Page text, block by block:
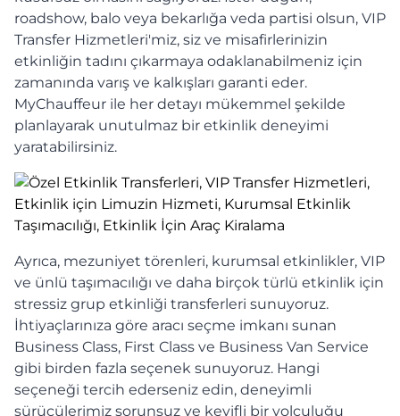
roadshow, balo veya bekarlığa veda partisi olsun, VIP
Transfer Hizmetleri'miz, siz ve misafirlerinizin
etkinliğin tadını çıkarmaya odaklanabilmeniz için
zamanında varış ve kalkışları garanti eder.
MyChauffeur ile her detayı mükemmel şekilde
planlayarak unutulmaz bir etkinlik deneyimi
yaratabilirsiniz.
Ayrıca, mezuniyet törenleri, kurumsal etkinlikler, VIP
ve ünlü taşımacılığı ve daha birçok türlü etkinlik için
stressiz grup etkinliği transferleri sunuyoruz.
İhtiyaçlarınıza göre aracı seçme imkanı sunan
Business Class, First Class ve Business Van Service
gibi birden fazla seçenek sunuyoruz. Hangi
seçeneği tercih ederseniz edin, deneyimli
sürücülerimiz sorunsuz ve keyifli bir yolculuğu